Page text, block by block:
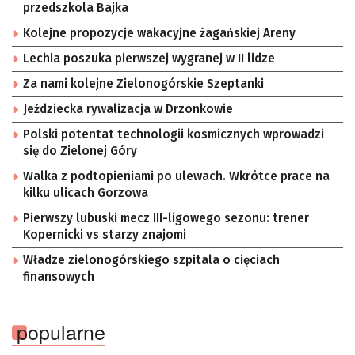
przedszkola Bajka
Kolejne propozycje wakacyjne żagańskiej Areny
Lechia poszuka pierwszej wygranej w II lidze
Za nami kolejne Zielonogórskie Szeptanki
Jeździecka rywalizacja w Drzonkowie
Polski potentat technologii kosmicznych wprowadzi
się do Zielonej Góry
Walka z podtopieniami po ulewach. Wkrótce prace na
kilku ulicach Gorzowa
Pierwszy lubuski mecz III-ligowego sezonu: trener
Kopernicki vs starzy znajomi
Władze zielonogórskiego szpitala o cięciach
finansowych
popularne